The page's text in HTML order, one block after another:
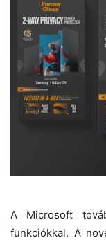
A Microsoft
funkciókkal. A